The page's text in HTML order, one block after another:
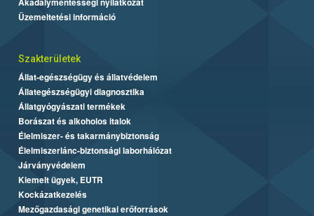
Üzemeltetési információ
Szakterületek
Állat-egészségügy és állatvédelem
Állategészségügyi diagnosztika
Állatgyógyászati termékek
Borászat és alkoholos italok
Élelmiszer- és takarmánybiztonság
Élelmiszerlánc-biztonsági laborhálózat
Járványvédelem
Kiemelt ügyek, EUTR
Kockázatkezelés
Mezőgazdasági genetikai erőforrások